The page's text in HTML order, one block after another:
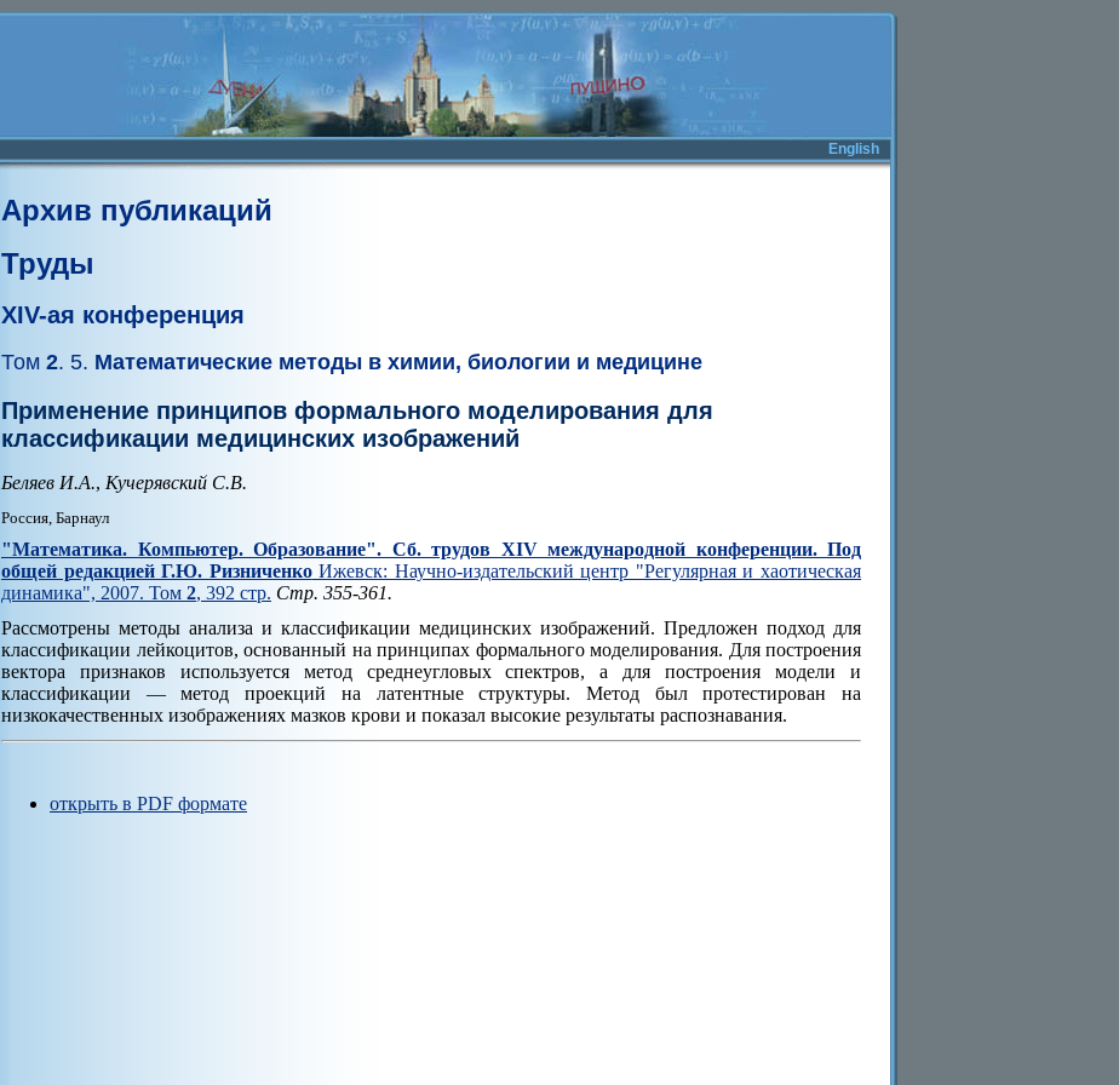
English
Архив публикаций
Труды
XIV-ая конференция
Том 2. 5. Математические методы в химии, биологии и медицине
Применение принципов формального моделирования для
классификации медицинских изображений
Беляев И.А., Кучерявский С.В.
Россия, Барнаул
"Математика. Компьютер. Образование". Cб. трудов XIV международной конференции. Под
общей редакцией Г.Ю. РизниченкоИжевск: Научно-издательский центр "Регулярная и хаотическая
динамика", 2007. Том 2, 392 стр. Стр. 355-361.
Рассмотрены методы анализа и классификации медицинских изображений. Предложен подход для
классификации лейкоцитов, основанный на принципах формального моделирования. Для построения
вектора признаков используется метод среднеугловых спектров, а для построения модели и
классификации — метод проекций на латентные структуры. Метод был протестирован на
низкокачественных изображениях мазков крови и показал высокие результаты распознавания.
открыть в PDF формате